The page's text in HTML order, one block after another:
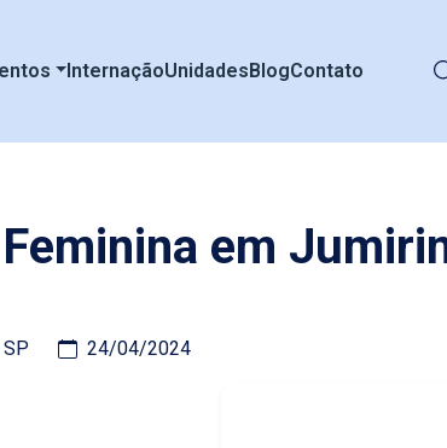
InternaçãoUnidadesBlogContato
em
24/04/2024